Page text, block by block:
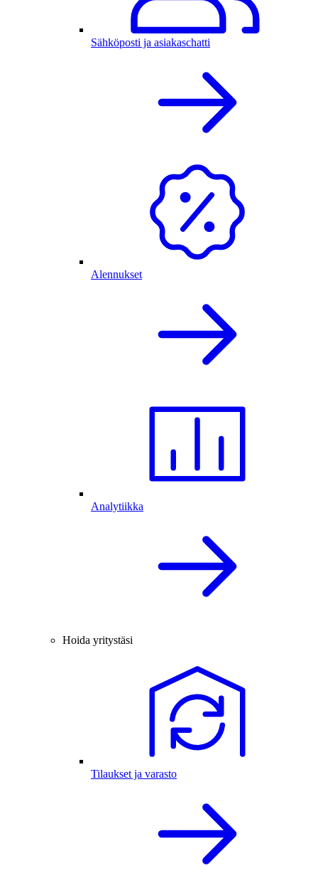
Sähköposti ja asiakaschatti
Alennukset
Analytiikka
Hoida yritystäsi
Tilaukset ja varasto